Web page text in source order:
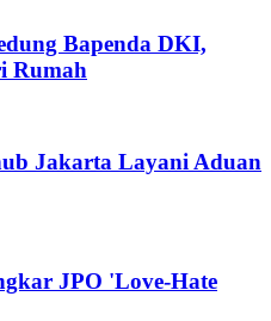
Bapenda DKI,
Rumah
Jakarta Layani Aduan
JPO 'Love-Hate